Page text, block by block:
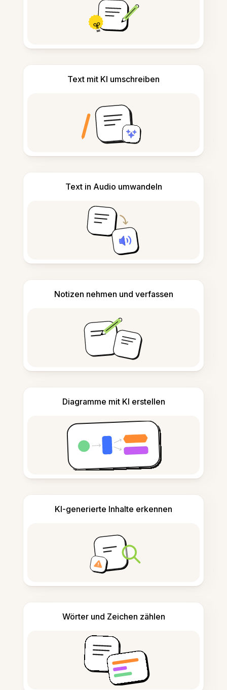
Text mit KI umschreiben
Text in Audio umwandeln
Notizen nehmen und verfassen
Diagramme mit KI erstellen
KI-generierte Inhalte erkennen
Wörter und Zeichen zählen